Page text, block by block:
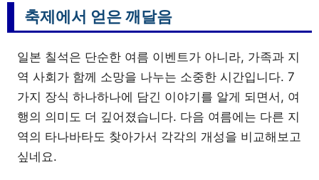
축제에서 얻은 깨달음
일본 칠석은 단순한 여름 이벤트가 아니라, 가족과 지
역 사회가 함께 소망을 나누는 소중한 시간입니다. 7
가지 장식 하나하나에 담긴 이야기를 알게 되면서, 여
행의 의미도 더 깊어졌습니다. 다음 여름에는 다른 지
역의 타나바타도 찾아가서 각각의 개성을 비교해보고
싶네요.